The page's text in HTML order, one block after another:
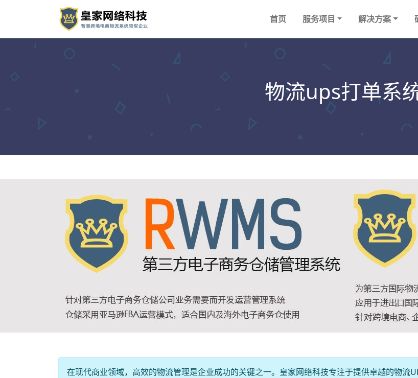
首页 服务项目 解决方案
物流ups打单系
在现代商业领域，高效的物流管理是企业成功的关键之一。皇家网络科技专注于提供卓越的物流